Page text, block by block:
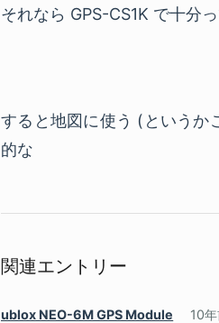
それなら GPS-CS1K で十分
すると地図に使う (というか
的な
関連エントリー
ublox NEO-6M GPS Module 10